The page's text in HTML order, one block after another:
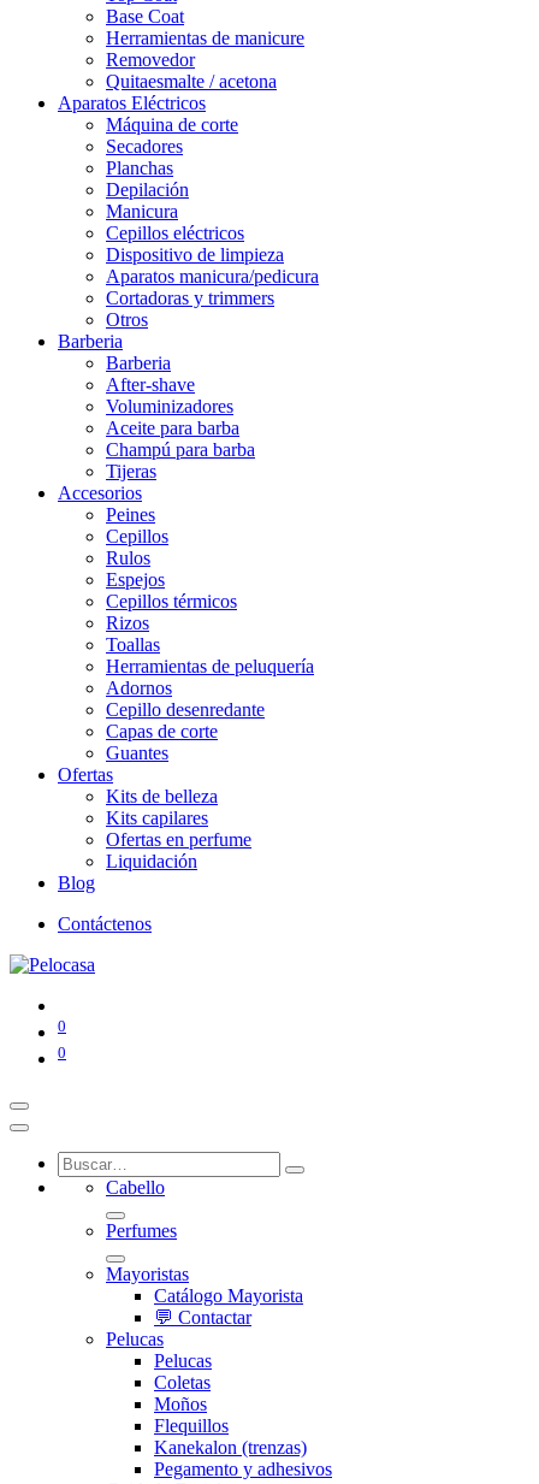
Base Coat
Herramientas de manicure
Removedor
Quitaesmalte / acetona
Aparatos Eléctricos
Máquina de corte
Secadores
Planchas
Depilación
Manicura
Cepillos eléctricos
Dispositivo de limpieza
Aparatos manicura/pedicura
Cortadoras y trimmers
Otros
Barberia
Barberia
After-shave
Voluminizadores
Aceite para barba
Champú para barba
Tijeras
Accesorios
Peines
Cepillos
Rulos
Espejos
Cepillos térmicos
Rizos
Toallas
Herramientas de peluquería
Adornos
Cepillo desenredante
Capas de corte
Guantes
Ofertas
Kits de belleza
Kits capilares
Ofertas en perfume
Liquidación
Blog
Contáctenos
0
0
Cabello
Perfumes
Mayoristas
Catálogo Mayorista
💬 Contactar
Pelucas
Pelucas
Coletas
Moños
Flequillos
Kanekalon (trenzas)
Pegamento y adhesivos